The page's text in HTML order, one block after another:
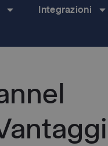
Integrazioni